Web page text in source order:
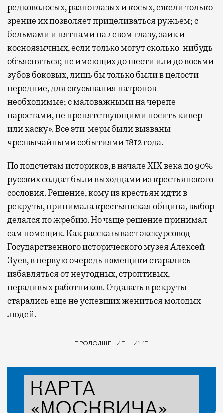
редковолосых, разноглазых и косых, ежели только
зрение их позволяет прицеливаться ружьем; с
бельмами и пятнами на левом глазу, заик и
косноязычных, если только могут сколько-нибудь
объясняться; не имеющих до шести или до восьми
зубов боковых, лишь бы только были в целости
передние, для скусывания патронов
необходимые; с маловажными на черепе
наростами, не препятствующими носить кивер
или каску». Все эти меры были вызваны
чрезвычайными событиями 1812 года.
По подсчетам историков, в начале XIX века до 90%
русских солдат были выходцами из крестьянского
сословия. Решение, кому из крестьян идти в
рекруты, принимала крестьянская община, выбор
делался по жребию. Но чаще решение принимал
сам помещик. Как рассказывает экскурсовод
Государственного исторического музея Алексей
Зуев, в первую очередь помещики старались
избавляться от неугодных, строптивых,
нерадивых работников. Отдавать в рекруты
старались еще не успевших жениться молодых
людей.
ПРОДОЛЖЕНИЕ НИЖЕ